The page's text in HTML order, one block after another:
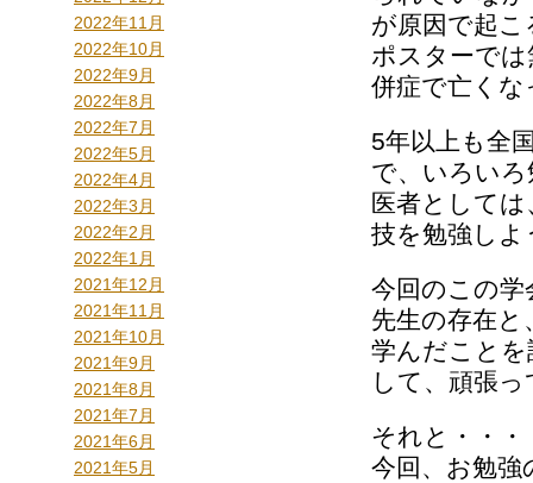
2022年11月
2022年10月
2022年9月
2022年8月
2022年7月
2022年5月
2022年4月
2022年3月
2022年2月
2022年1月
2021年12月
2021年11月
2021年10月
2021年9月
2021年8月
2021年7月
2021年6月
2021年5月
が原因で起
ポスターで
併症で亡く
5年以上も全
で、いろい
医者として
技を勉強し
今回のこの
先生の存在
学んだこと
して、頑張
それと・・・
今回、お勉強